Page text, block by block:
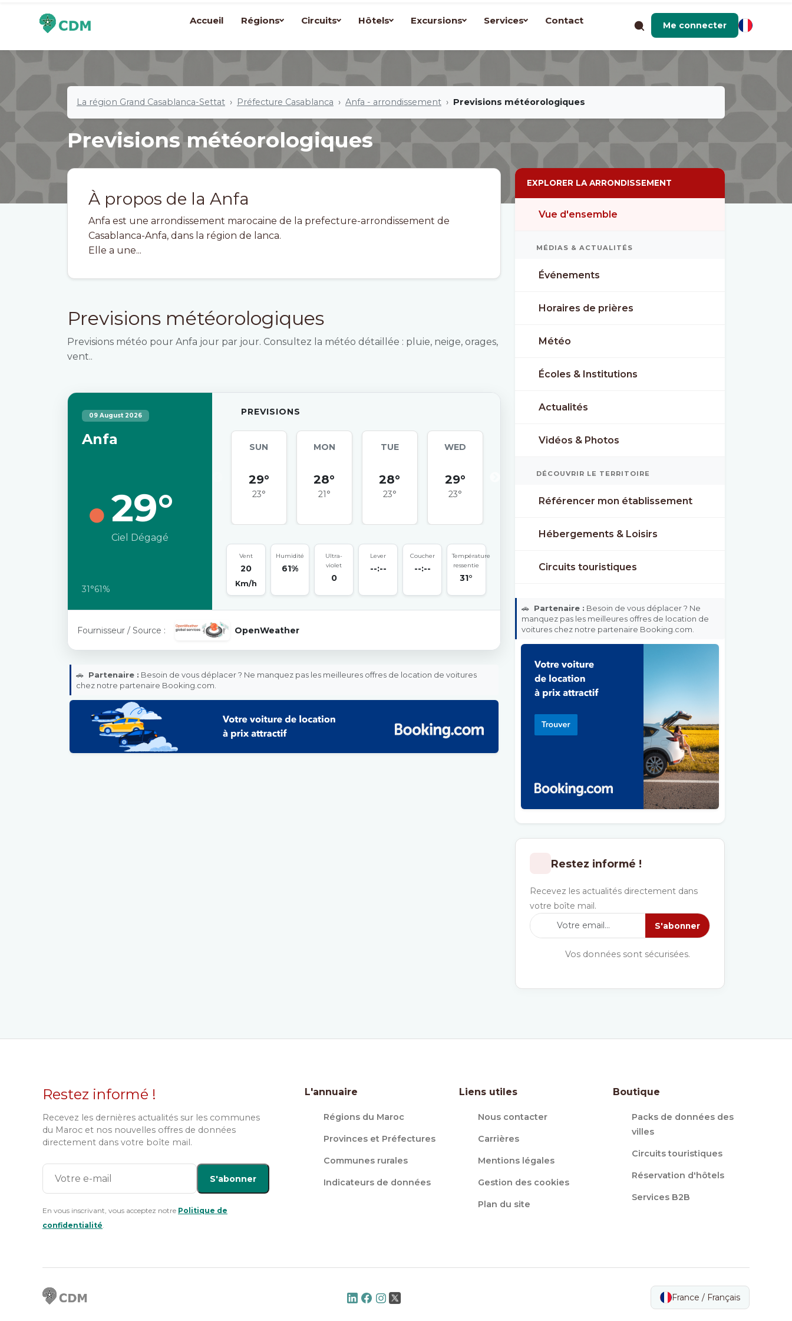
Accueil Régions Circuits Hôtels Excursions Services Contact Me connecter
La région Grand Casablanca-Settat Préfecture Casablanca Anfa - arrondissement Previsions météorologiques
Previsions météorologiques
À propos de la Anfa
Anfa est une arrondissement marocaine de la prefecture-arrondissement de
Casablanca-Anfa, dans la région de lanca.
Elle a une...
Previsions météorologiques
Previsions météo pour Anfa jour par jour. Consultez la météo détaillée : pluie, neige, orages,
vent..
09 August 2026
Anfa
29°
Ciel Dégagé
31°61%
PREVISIONS
SUN
29°
23°
MON
28°
21°
TUE
28°
23°
WED
29°
23°
FRI
29° 28°
23°
Vent
20
Km/h
Humidité
61%
Ultra-
violet
0
Lever
--:--
Coucher
--:--
Température
ressentie
31°
Fournisseur / Source : OpenWeather
🚗 Partenaire : Besoin de vous déplacer ? Ne manquez pas les meilleures offres de location de voitures
chez notre partenaire Booking.com.
EXPLORER LA ARRONDISSEMENT
Vue d'ensemble
MÉDIAS & ACTUALITÉS
Événements
Horaires de prières
Météo
Écoles & Institutions
Actualités
Vidéos & Photos
DÉCOUVRIR LE TERRITOIRE
Référencer mon établissement
Hébergements & Loisirs
Circuits touristiques
🚗 Partenaire : Besoin de vous déplacer ? Ne
manquez pas les meilleures offres de location de
voitures chez notre partenaire Booking.com.
Restez informé !
Recevez les actualités directement dans
votre boîte mail.
S'abonner
Vos données sont sécurisées.
Restez informé !
Recevez les dernières actualités sur les communes
du Maroc et nos nouvelles offres de données
directement dans votre boîte mail.
S'abonner
En vous inscrivant, vous acceptez notre Politique de
confidentialité.
L'annuaire
Régions du Maroc
Provinces et Préfectures
Communes rurales
Indicateurs de données
Liens utiles
Nous contacter
Carrières
Mentions légales
Gestion des cookies
Plan du site
Boutique
Packs de données des
villes
Circuits touristiques
Réservation d'hôtels
Services B2B
France / Français